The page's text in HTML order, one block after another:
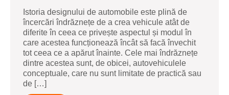
Istoria designului de automobile este plină de
încercări îndrăznețe de a crea vehicule atât de
diferite în ceea ce privește aspectul și modul în
care acestea funcționează încât să facă învechit
tot ceea ce a apărut înainte. Cele mai îndrăznețe
dintre acestea sunt, de obicei, autovehiculele
conceptuale, care nu sunt limitate de practică sau
de […]